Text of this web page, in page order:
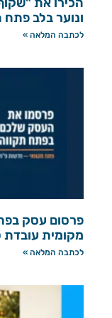
ונוער בלב פתח
לכתבה המלאה »
פרסום עסק
מקומית עובדת
לכתבה המלאה »